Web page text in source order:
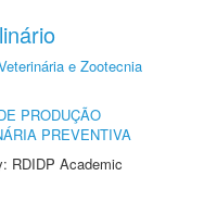
e Zootecnia
PRODUÇÃO
PREVENTIVA
RDIDP Academic